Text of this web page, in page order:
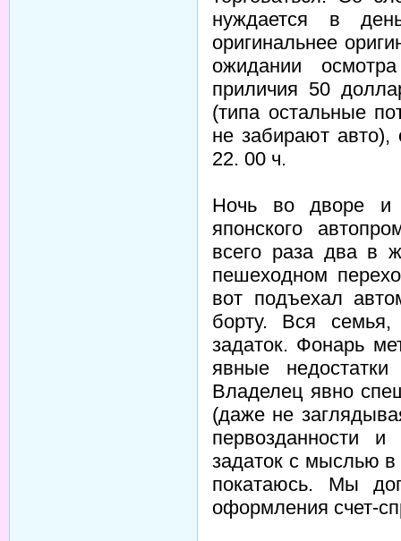
нуждается в
оригинальнее
ожидании
приличия 50
(типа остальные
не забирают авто),
22. 00 ч.
Ночь во дворе и
японского
всего раза два в
пешеходном
вот подъехал
борту. Вся семья,
задаток. Фонарь
явные
Владелец явно
(даже не
первозданности
задаток с мыслью в
покатаюсь. Мы
оформления счет-